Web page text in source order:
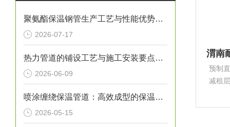
聚氨酯保温钢管生产工艺与性能优势解析
2026-07-17
热力管道的铺设工艺与施工安装要点解析
2026-06-09
喷涂缠绕保温管道：高效成型的保温输送核心装备
2026-05-15
预制
减租
酯、